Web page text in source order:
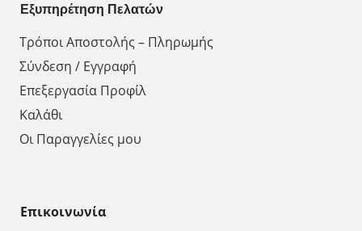
Εξυπηρέτηση Πελατών
Τρόποι Αποστολής – Πληρωμής
Σύνδεση / Εγγραφή
Επεξεργασία Προφίλ
Καλάθι
Οι Παραγγελίες μου
Επικοινωνία